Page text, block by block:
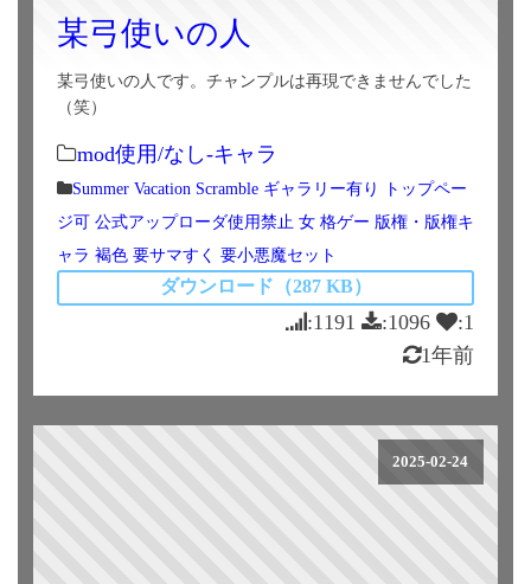
某弓使いの人
某弓使いの人です。チャンプルは再現できませんでした
（笑）
mod使用/なし-キャラ
Summer Vacation Scramble ギャラリー有り
トップペー
ジ可 公式アップローダ使用禁止 女 格ゲー 版権・版権キ
ャラ 褐色 要サマすく 要小悪魔セット
ダウンロード（287 KB）
:1191 :1096
:1
1年前
2025-02-24